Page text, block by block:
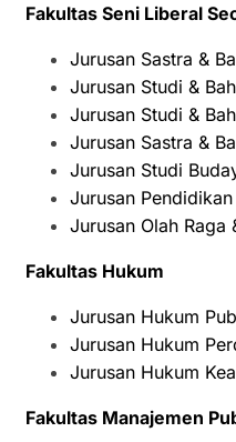
Fakultas Seni Liberal
Jurusan Sastra &
Jurusan Studi &
Jurusan Studi &
Jurusan Sastra &
Jurusan Studi
Jurusan
Jurusan Olah Raga
Fakultas Hukum
Jurusan Hukum
Jurusan Hukum
Jurusan Hukum
Fakultas Manajemen